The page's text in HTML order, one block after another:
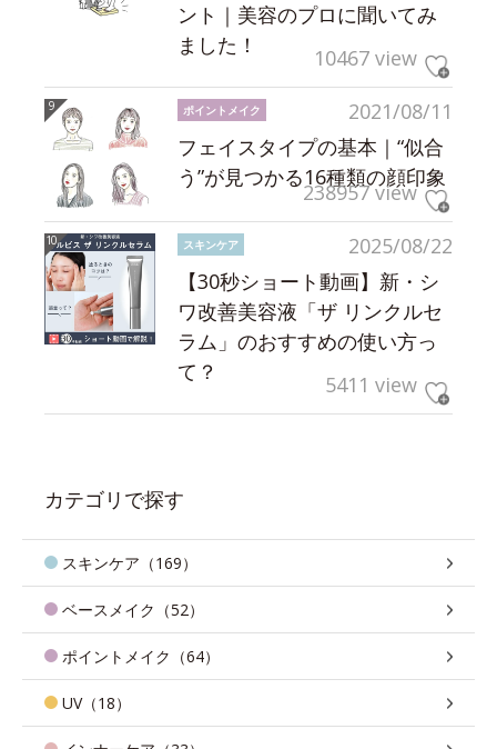
ント｜美容のプロに聞いてみ
ました！
10467 view
2021/08/11
ポイントメイク
フェイスタイプの基本｜“似合
う”が見つかる16種類の顔印象
238957 view
2025/08/22
スキンケア
【30秒ショート動画】新・シ
ワ改善美容液「ザ リンクルセ
ラム」のおすすめの使い方っ
て？
5411 view
カテゴリで探す
スキンケア（169）
ベースメイク（52）
ポイントメイク（64）
UV（18）